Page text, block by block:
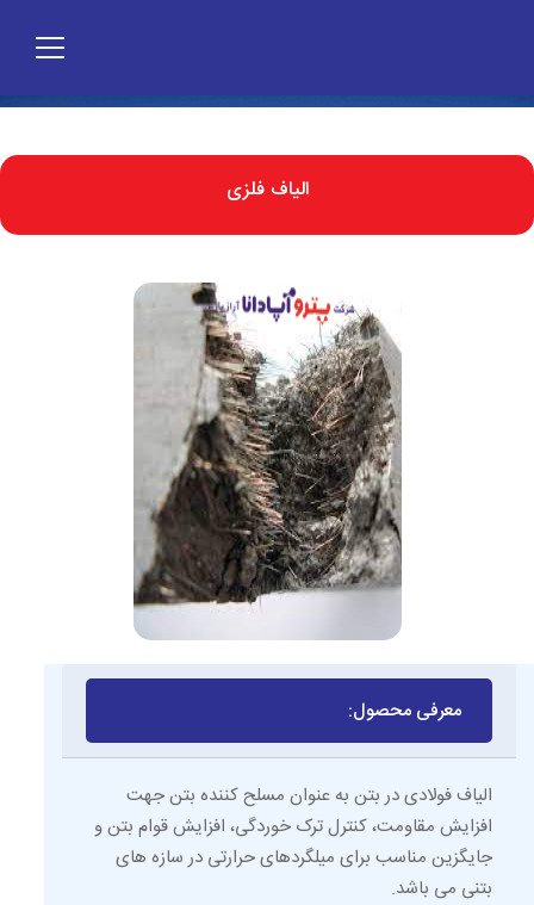
الیاف فلزی
معرفی محصول:
الیاف فولادی در بتن به عنوان مسلح کننده بتن جهت
افزایش مقاومت، کنترل ترک خوردگی، افزایش قوام بتن و
جایگزین مناسب برای میلگردهای حرارتی در سازه های
بتنی می باشد.